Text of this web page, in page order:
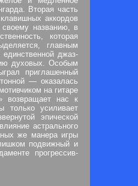
Вторая часть
аккордов
своему названию, в
которая
главным
джаз-
духовых. Особым
приглашенный
— оказалась
на гитаре
возвращает нас к
усиливает
эпической
астрального
же манера игры
подвижный и
прогрессив-